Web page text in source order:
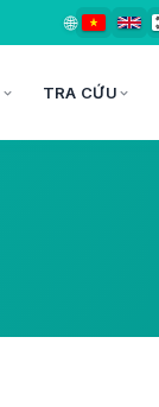
🌐
TRA CỨU